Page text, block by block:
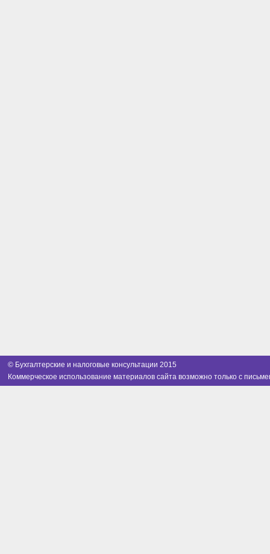
© Бухгалтерские и налоговые консультации 2015
Коммерческое использование материалов сайта возможно только с